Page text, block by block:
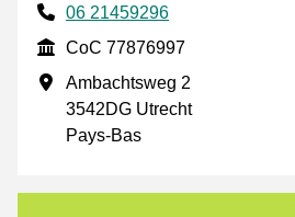
Phone number
06 21459296
CoC
CoC 77876997
Adresse professionnelle
Ambachtsweg 2
3542DG Utrecht
Pays-Bas